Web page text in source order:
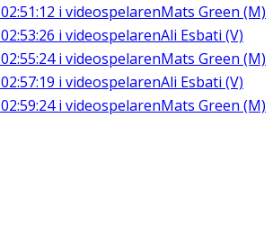
02:51:12 i videospelarenMats Green (M)
02:53:26 i videospelarenAli Esbati (V)
02:55:24i videospelarenMats Green (M)
02:57:19 i videospelarenAli Esbati (V)
02:59:24i videospelarenMats Green (M)